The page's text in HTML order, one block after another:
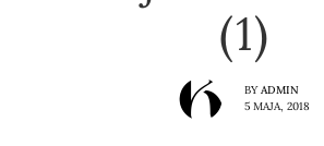
(1)
BY ADMIN
5 МАЈА, 2018